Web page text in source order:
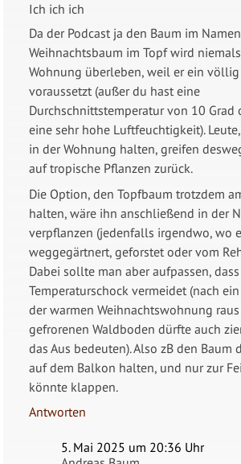
Ich ich ich
Da der Podcast ja den Baum im
Weihnachtsbaum im Topf wird
Wohnung überleben, weil er ein
voraussetzt (außer du hast eine
Durchschnittstemperatur von 10 Grad
eine sehr hohe Luftfeuchtigkeit).
in der Wohnung halten, greifen
auf tropische Pflanzen zurück.
Die Option, den Topfbaum trotzdem
halten, wäre ihn anschließend in der
verpflanzen (jedenfalls irgendwo, wo
weggegärtnert, geforstet oder vom
Dabei sollte man aber aufpassen,
Temperaturschock vermeidet (nach
der warmen Weihnachtswohnung
gefrorenen Waldboden dürfte auch
das Aus bedeuten). Also zB den Baum
auf dem Balkon halten, und nur zur
könnte klappen.
Antworten
5. Mai 2025 um 20:36 Uhr